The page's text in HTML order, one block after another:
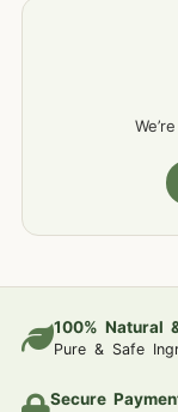
100% Natural
Pure & Safe
Secure